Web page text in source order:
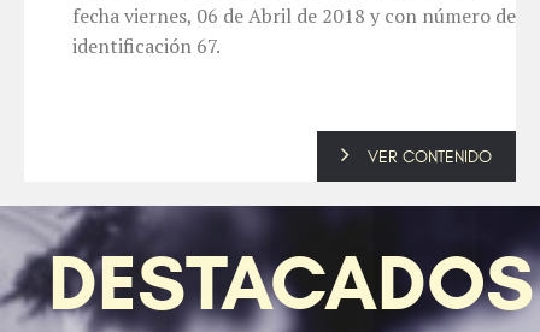
fecha viernes, 06 de Abril de 2018 y con número de
identificación 67.
VER CONTENIDO
DESTACADOS